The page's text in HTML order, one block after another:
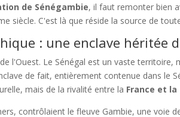
de Sénégambie, il faut remonter bien
siècle. C'est là que réside la source de
: une enclave héritée
l'Ouest. Le Sénégal est un vaste
de fait, entièrement contenue dans
mais de la rivalité entre la France et
contrôlaient le fleuve Gambie, une voie